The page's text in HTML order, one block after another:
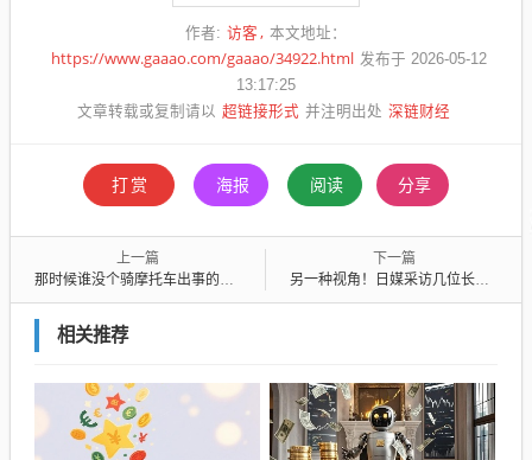
作者: 访客 本文地址：
https://www.gaaao.com/gaaao/34922.html 发布于 2026-05-12
13:17:25
文章转载或复制请以 超链接形式 并注明出处 深链财经
打赏 海报 阅读 分享
上一篇
那时候谁没个骑摩托车出事的朋友
下一篇
另一种视角！日媒采访几位长期在中国工作的日本人的真实感受
相关推荐